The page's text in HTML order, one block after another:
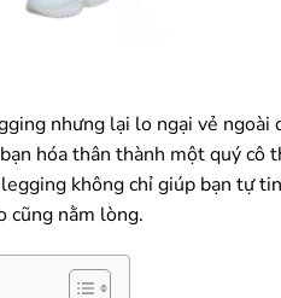
nhưng lại lo ngại vẻ ngoài
hóa thân thành một quý cô
không chỉ giúp bạn tự
cũng nằm lòng.